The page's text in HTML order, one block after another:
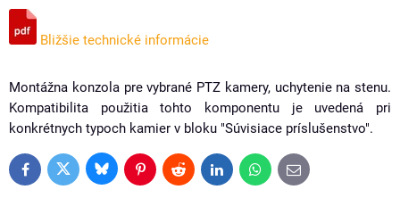
Bližšie technické informácie
Montážna konzola pre vybrané PTZ kamery, uchytenie na stenu.
Kompatibilita použitia tohto komponentu je uvedená pri
konkrétnych typoch kamier v bloku "Súvisiace príslušenstvo".
FacebookTwitter BlueskyPinterestReddit LinkedInWhatsApp
E-
mail